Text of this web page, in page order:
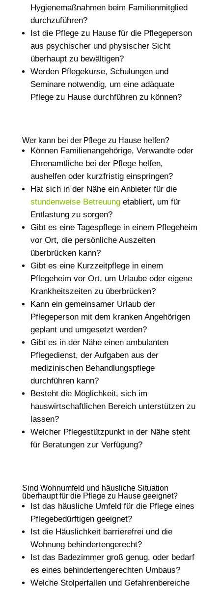
Hygienemaßnahmen beim Familienmitglied
durchzuführen?
Ist die Pflege zu Hause für die Pflegeperson
aus psychischer und physischer Sicht
überhaupt zu bewältigen?
Werden Pflegekurse, Schulungen und
Seminare notwendig, um eine adäquate
Pflege zu Hause durchführen zu können?
Wer kann bei der Pflege zu Hause helfen?
Können Familienangehörige, Verwandte oder
Ehrenamtliche bei der Pflege helfen,
aushelfen oder kurzfristig einspringen?
Hat sich in der Nähe ein Anbieter für die
stundenweise Betreuungetabliert, um für
Entlastung zu sorgen?
Gibt es eine Tagespflege in einem Pflegeheim
vor Ort, die persönliche Auszeiten
überbrücken kann?
Gibt es eine Kurzzeitpflege in einem
Pflegeheim vor Ort, um Urlaube oder eigene
Krankheitszeiten zu überbrücken?
Kann ein gemeinsamer Urlaub der
Pflegeperson mit dem kranken Angehörigen
geplant und umgesetzt werden?
Gibt es in der Nähe einen ambulanten
Pflegedienst, der Aufgaben aus der
medizinischen Behandlungspflege
durchführen kann?
Besteht die Möglichkeit, sich im
hauswirtschaftlichen Bereich unterstützen zu
lassen?
Welcher Pflegestützpunkt in der Nähe steht
für Beratungen zur Verfügung?
Sind Wohnumfeld und häusliche Situation
überhaupt für die Pflege zu Hause geeignet?
Ist das häusliche Umfeld für die Pflege eines
Pflegebedürftigen geeignet?
Ist die Häuslichkeit barrierefrei und die
Wohnung behindertengerecht?
Ist das Badezimmer groß genug, oder bedarf
es eines behindertengerechten Umbaus?
Welche Stolperfallen und Gefahrenbereiche